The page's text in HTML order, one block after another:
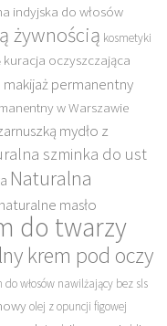
indyjska do włosów
żywnością kosmetyki
kuracja oczyszczająca
makijaż permanentny
w Warszawie
mydło z
szminka do ust
Naturalna
naturalne masło
do twarzy
krem pod oczy
włosów nawilżający bez sls
olej z opuncji figowej